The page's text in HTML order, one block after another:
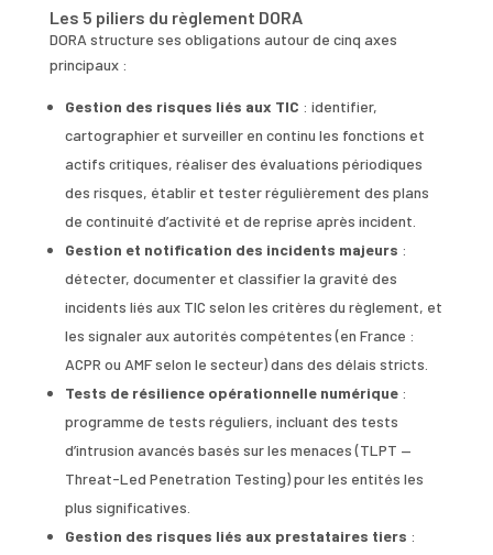
Les 5 piliers du règlement DORA
DORA structure ses obligations autour de cinq axes
principaux :
Gestion des risques liés aux TIC : identifier,
cartographier et surveiller en continu les fonctions et
actifs critiques, réaliser des évaluations périodiques
des risques, établir et tester régulièrement des plans
de continuité d’activité et de reprise après incident.
Gestion et notification des incidents majeurs :
détecter, documenter et classifier la gravité des
incidents liés aux TIC selon les critères du règlement, et
les signaler aux autorités compétentes (en France :
ACPR ou AMF selon le secteur) dans des délais stricts.
Tests de résilience opérationnelle numérique:
programme de tests réguliers, incluant des tests
d’intrusion avancés basés sur les menaces (TLPT —
Threat-Led Penetration Testing) pour les entités les
plus significatives.
Gestion des risques liés aux prestataires tiers :